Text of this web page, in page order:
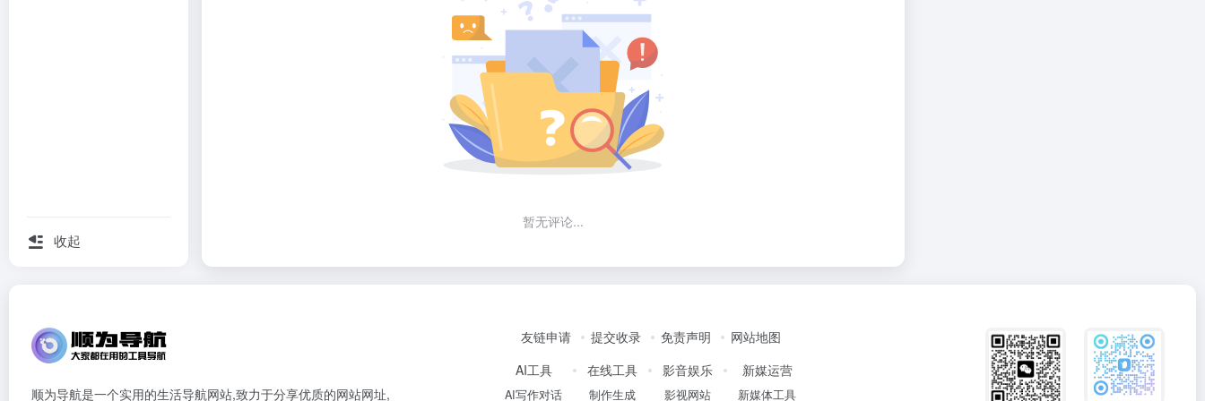
收起
暂无评论...
顺为导航是一个实用的生活导航网站,致力于分享优质的网站网址,
友链申请 提交收录 免责声明
网站地图
AI工具
AI写作对话
在线工具
制作生成
影音娱乐
影视网站
新媒运营
新媒体工具